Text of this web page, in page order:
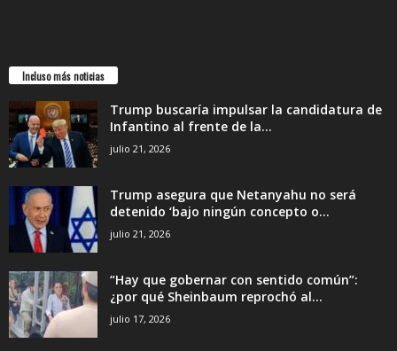
Incluso más noticias
Trump buscaría impulsar la candidatura de
Infantino al frente de la...
julio 21, 2026
Trump asegura que Netanyahu no será
detenido ‘bajo ningún concepto o...
julio 21, 2026
“Hay que gobernar con sentido común”:
¿por qué Sheinbaum reprochó al...
julio 17, 2026